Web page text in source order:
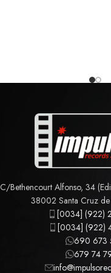
C/Bethencourt Alfonso, 34
38002 Santa Cruz de
[0034] (922)
[0034] (922)
690 673
679 74